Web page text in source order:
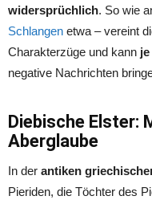
widersprüchlich. So wie
Schlangen etwa – vereint
Charakterzüge und kann
negative Nachrichten
Diebische Elster:
Aberglaube
In der antiken
Pieriden, die Töchter des